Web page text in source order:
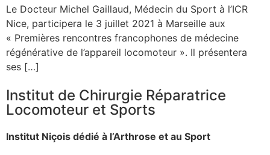
Le Docteur Michel Gaillaud, Médecin du Sport à l’ICR
Nice, participera le 3 juillet 2021 à Marseille aux
« Premières rencontres francophones de médecine
régénérative de l’appareil locomoteur ». Il présentera
ses […]
Institut de Chirurgie Réparatrice
Locomoteur et Sports
Institut Niçois dédié à l’Arthrose et au Sport